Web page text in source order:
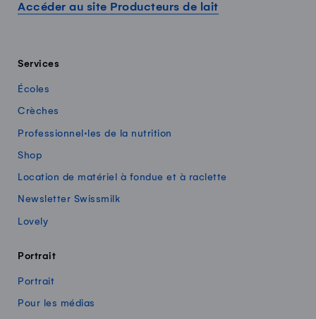
Accéder au site Producteurs de lait
Services
Écoles
Crèches
Professionnel·les de la nutrition
Shop
Location de matériel à fondue et à raclette
Newsletter Swissmilk
Lovely
Portrait
Portrait
Pour les médias